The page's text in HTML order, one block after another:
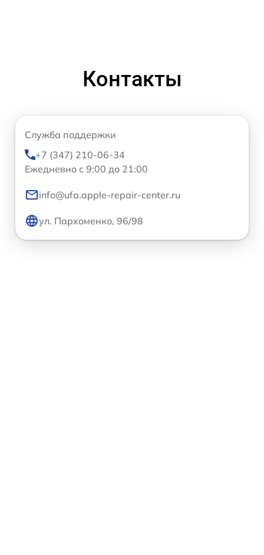
Контакты
Служба поддержки
+7 (347) 210-06-34
Ежедневно с 9:00 до 21:00
info@ufa.apple-repair-center.ru
ул. Пархоменко, 96/98